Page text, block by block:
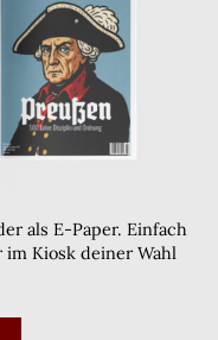
als E-Paper. Einfach
Kiosk deiner Wahl